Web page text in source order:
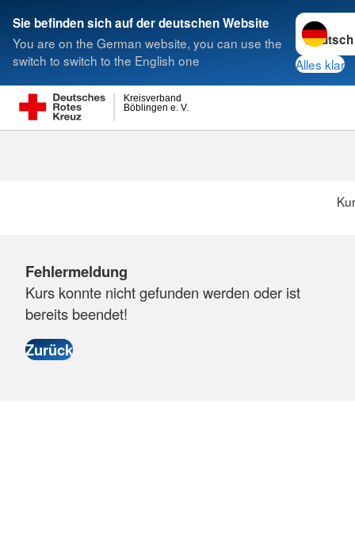
Sie befinden sich auf der deutschen Website
You are on the German website, you can use the
switch to switch to the English one
Sprache
Alles klar
Böblingen e. V.
Kreisverband
Suche
Fehlermeldung
Kurs konnte nicht gefunden werden oder ist
bereits beendet!